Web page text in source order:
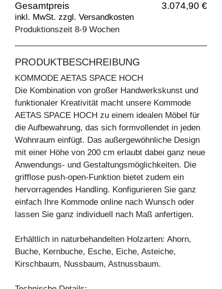
Gesamtpreis 3.074,90 €
inkl. MwSt. zzgl. Versandkosten
Produktionszeit 8-9 Wochen
PRODUKTBESCHREIBUNG
KOMMODE AETAS SPACE HOCH
Die Kombination von großer Handwerkskunst und
funktionaler Kreativität macht unsere Kommode
AETAS SPACE HOCH zu einem idealen Möbel für
die Aufbewahrung, das sich formvollendet in jeden
Wohnraum einfügt. Das außergewöhnliche Design
mit einer Höhe von 200 cm erlaubt dabei ganz neue
Anwendungs- und Gestaltungsmöglichkeiten. Die
grifflose push-open-Funktion bietet zudem ein
hervorragendes Handling. Konfigurieren Sie ganz
einfach Ihre Kommode online nach Wunsch oder
lassen Sie ganz individuell nach Maß anfertigen.
Erhältlich in naturbehandelten Holzarten: Ahorn,
Buche, Kernbuche, Esche, Eiche, Asteiche,
Kirschbaum, Nussbaum, Astnussbaum.